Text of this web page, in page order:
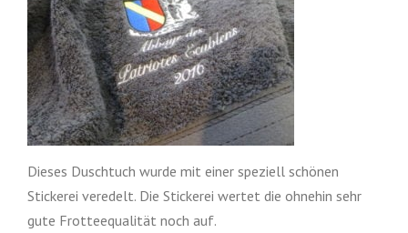
Dieses Duschtuch wurde mit einer speziell schönen
Stickerei veredelt. Die Stickerei wertet die ohnehin sehr
gute Frotteequalität noch auf.